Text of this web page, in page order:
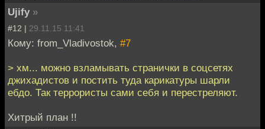
Ujify »
#12 | 29.11.15 11:41
Кому: from_Vladivostok, #7
> хм... можно взламывать странички в соцсетях
джихадистов и постить туда карикатуры шарли
ебдо. Так террористы сами себя и перестреляют.
Хитрый план !!